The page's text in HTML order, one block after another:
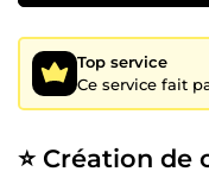
Top service
Ce service fait
⭐ Création